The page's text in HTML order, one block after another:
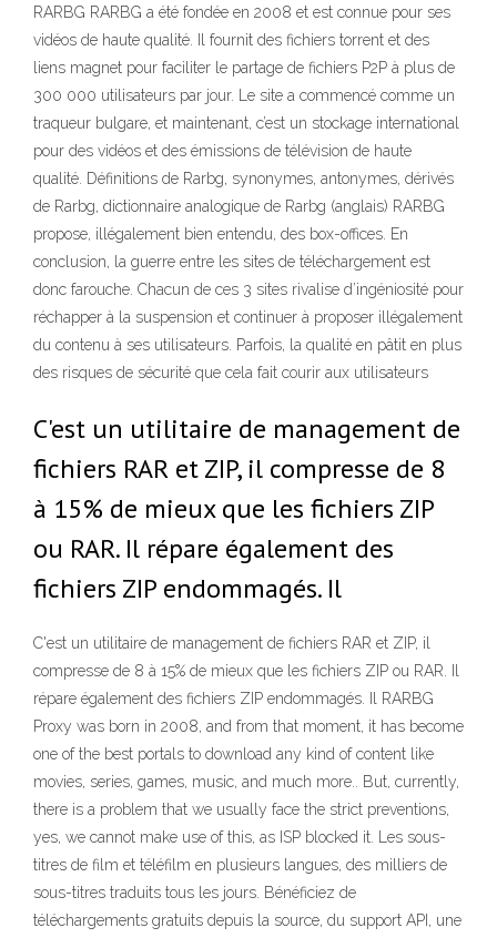
RARBG RARBG a été fondée en 2008 et est connue pour ses
vidéos de haute qualité. Il fournit des fichiers torrent et des
liens magnet pour faciliter le partage de fichiers P2P à plus de
300 000 utilisateurs par jour. Le site a commencé comme un
traqueur bulgare, et maintenant, c’est un stockage international
pour des vidéos et des émissions de télévision de haute
qualité. Définitions de Rarbg, synonymes, antonymes, dérivés
de Rarbg, dictionnaire analogique de Rarbg (anglais) RARBG
propose, illégalement bien entendu, des box-offices. En
conclusion, la guerre entre les sites de téléchargement est
donc farouche. Chacun de ces 3 sites rivalise d’ingéniosité pour
réchapper à la suspension et continuer à proposer illégalement
du contenu à ses utilisateurs. Parfois, la qualité en pâtit en plus
des risques de sécurité que cela fait courir aux utilisateurs
C'est un utilitaire de management de
fichiers RAR et ZIP, il compresse de 8
à 15% de mieux que les fichiers ZIP
ou RAR. Il répare également des
fichiers ZIP endommagés. Il
C'est un utilitaire de management de fichiers RAR et ZIP, il
compresse de 8 à 15% de mieux que les fichiers ZIP ou RAR. Il
répare également des fichiers ZIP endommagés. Il RARBG
Proxy was born in 2008, and from that moment, it has become
one of the best portals to download any kind of content like
movies, series, games, music, and much more.. But, currently,
there is a problem that we usually face the strict preventions,
yes, we cannot make use of this, as ISP blocked it. Les sous-
titres de film et téléfilm en plusieurs langues, des milliers de
sous-titres traduits tous les jours. Bénéficiez de
téléchargements gratuits depuis la source, du support API, une